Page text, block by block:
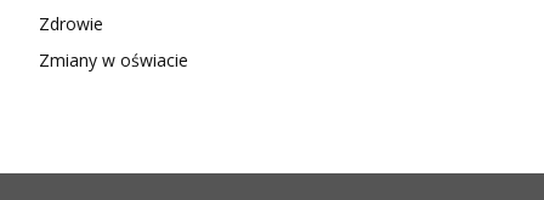
Zdrowie
Zmiany w oświacie